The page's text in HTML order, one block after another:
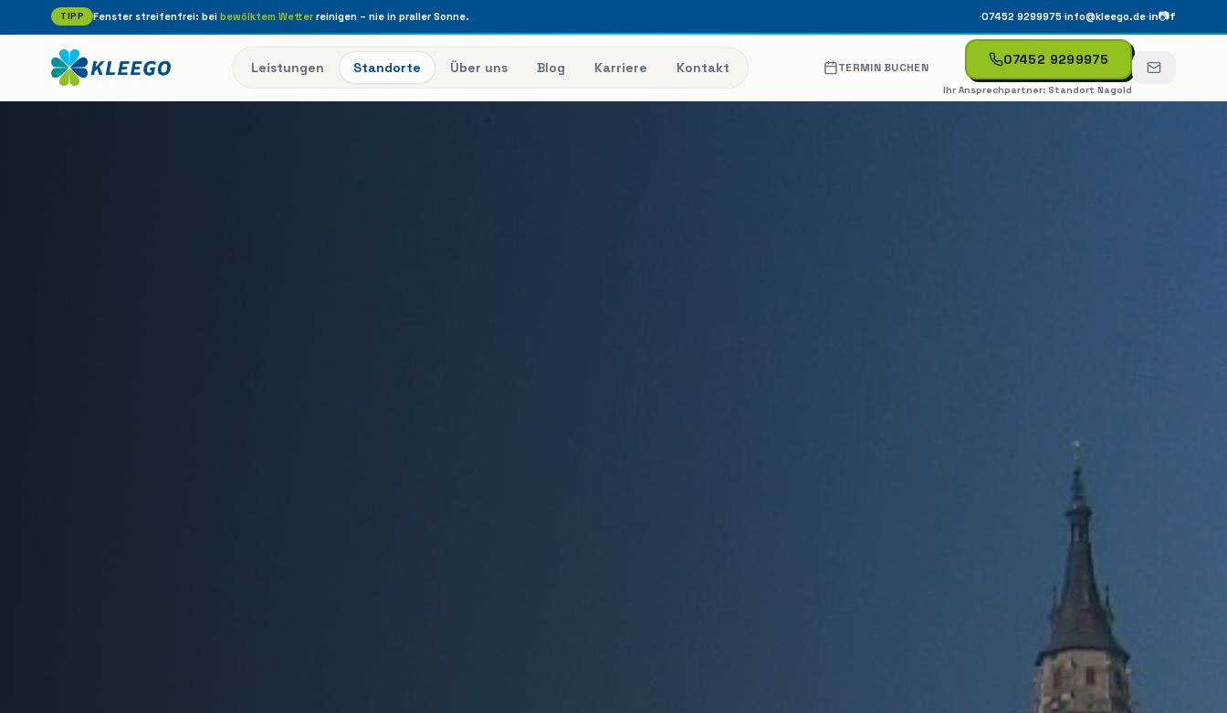
TIPP Fenster streifenfrei: bei bewölktem Wetter reinigen – nie in praller Sonne. ·07452 9299975·info@kleego.de·in📷f
Leistungen Standorte Über uns Blog Karriere Kontakt TERMIN BUCHEN
07452 9299975
Ihr Ansprechpartner: Standort Nagold